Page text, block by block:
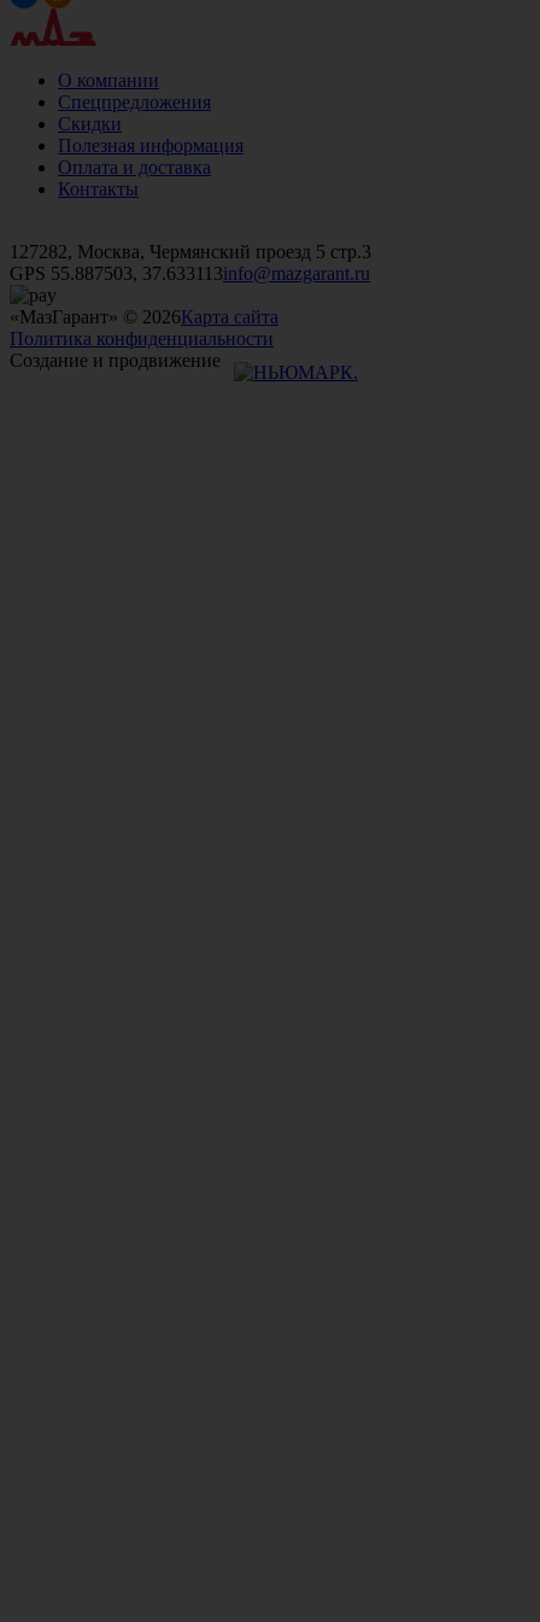
О компании
Спецпредложения
Скидки
Полезная информация
Оплата и доставка
Контакты
127282, Москва, Чермянский проезд 5 стр.3
GPS 55.887503, 37.633113info@mazgarant.ru
«МазГарант» © 2026Карта сайта
Политика конфиденциальности
Создание и продвижение